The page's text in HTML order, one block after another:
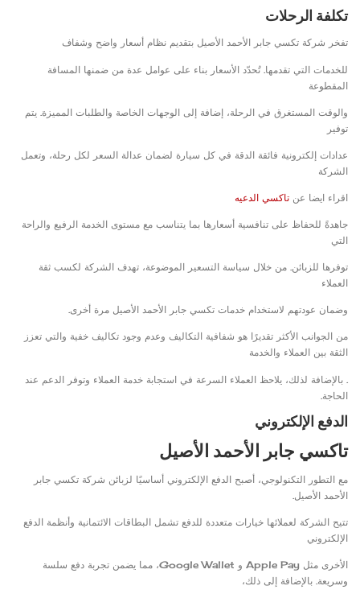
تكلفة الرحلات
تفخر شركة تكسي جابر الأحمد الأصيل بتقديم نظام أسعار واضح وشفاف
للخدمات التي تقدمها. تُحدّد الأسعار بناء على عوامل عدة من ضمنها المسافة
المقطوعة
والوقت المستغرق في الرحلة، إضافة إلى الوجهات الخاصة والطلبات المميزة. يتم
توفير
عدادات إلكترونية فائقة الدقة في كل سيارة لضمان عدالة السعر لكل رحلة، وتعمل
الشركة
اقراء ايضا عن تاكسي الدعيه
جاهدةً للحفاظ على تنافسية أسعارها بما يتناسب مع مستوى الخدمة الرفيع والراحة
التي
توفرها للزبائن. من خلال سياسة التسعير الموضوعة، تهدف الشركة لكسب ثقة
العملاء
وضمان عودتهم لاستخدام خدمات تكسي جابر الأحمد الأصيل مرة أخرى.
من الجوانب الأكثر تقديرًا هو شفافية التكاليف وعدم وجود تكاليف خفية والتي تعزز
الثقة بين العملاء والخدمة
. بالإضافة لذلك، يلاحظ العملاء السرعة في استجابة خدمة العملاء وتوفر الدعم عند
الحاجة.
الدفع الإلكتروني
تاكسي جابر الأحمد الأصيل
مع التطور التكنولوجي، أصبح الدفع الإلكتروني أساسيًا لزبائن شركة تكسي جابر
الأحمد الأصيل.
تتيح الشركة لعملائها خيارات متعددة للدفع تشمل البطاقات الائتمانية وأنظمة الدفع
الإلكتروني
الأخرى مثل Apple Pay و Google Wallet، مما يضمن تجربة دفع سلسة
وسريعة. بالإضافة إلى ذلك،